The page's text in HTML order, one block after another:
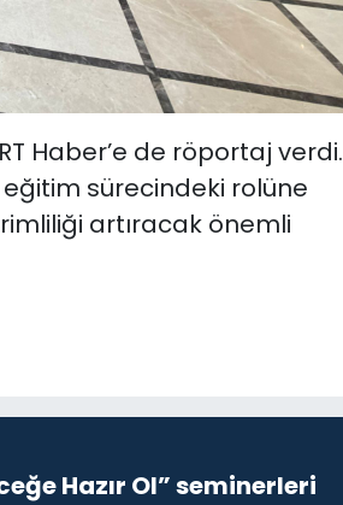
Haber’e de röportaj verdi.
sürecindeki rolüne
artıracak önemli
Hazır Ol” seminerleri